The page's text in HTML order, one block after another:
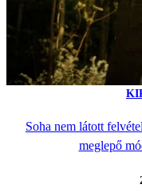
Soha nem látott
meglepő